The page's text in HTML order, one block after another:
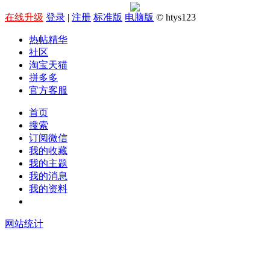
在线升级 登录 | 注册 标准版 电脑版 © htys123
热帖精华
社区
淘宝天猫
拼多多
官方客服
首页
搜索
订阅微信
我的收藏
我的主题
我的消息
我的资料
网站统计